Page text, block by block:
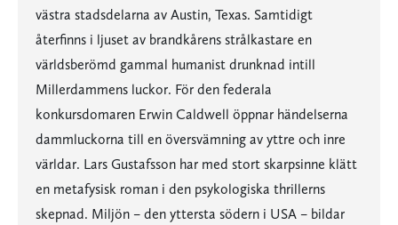
västra stadsdelarna av Austin, Texas. Samtidigt
återfinns i ljuset av brandkårens strålkastare en
världsberömd gammal humanist drunknad intill
Millerdammens luckor. För den federala
konkursdomaren Erwin Caldwell öppnar händelserna
dammluckorna till en översvämning av yttre och inre
världar. Lars Gustafsson har med stort skarpsinne klätt
en metafysisk roman i den psykologiska thrillerns
skepnad. Miljön – den yttersta södern i USA – bildar